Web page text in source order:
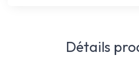
Détails